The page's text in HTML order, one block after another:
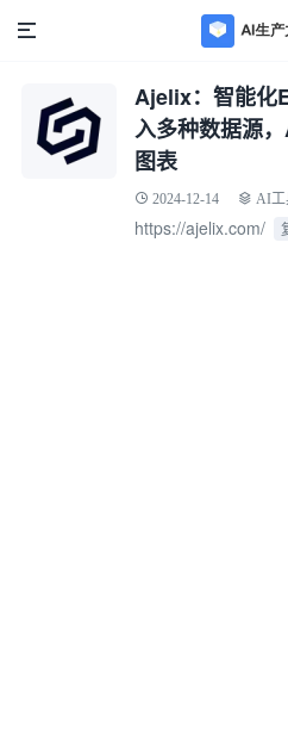
Ajelix：智能化
入多种数据源
图表
2024-12-14 AI工
https://ajelix.com/